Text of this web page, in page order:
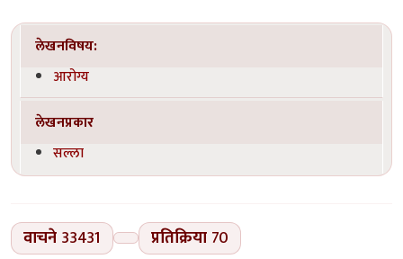
लेखनविषय:
आरोग्य
लेखनप्रकार
सल्ला
वाचने 33431 प्रतिक्रिया 70